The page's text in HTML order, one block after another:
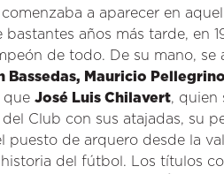
a aparecer en
años más tarde, en
de todo. De su mano, se
Bassedas, Mauricio
que José Luis Chilavert, quien
Club con sus atajadas, su
de arquero desde la
del fútbol. Los títulos